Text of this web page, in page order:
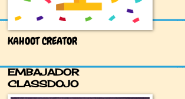
KAHOOT CREATOR
EMBAJADOR
CLASSDOJO